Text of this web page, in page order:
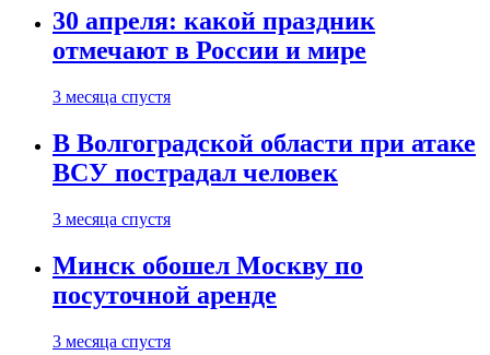
30 апреля: какой праздник
отмечают в России и мире
3 месяца спустя
В Волгоградской области при атаке
ВСУ пострадал человек
3 месяца спустя
Минск обошел Москву по
посуточной аренде
3 месяца спустя